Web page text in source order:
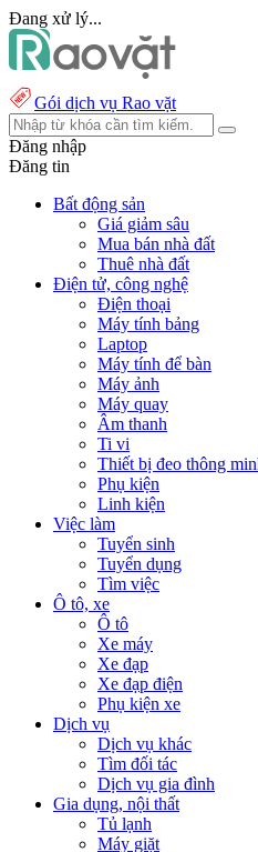
Đang xử lý...
Gói dịch vụ Rao vặt
Đăng nhập
Đăng tin
Bất động sản
Giá giảm sâu
Mua bán nhà đất
Thuê nhà đất
Điện tử, công nghệ
Điện thoại
Máy tính bảng
Laptop
Máy tính để bàn
Máy ảnh
Máy quay
Âm thanh
Ti vi
Thiết bị đeo thông
Phụ kiện
Linh kiện
Việc làm
Tuyển sinh
Tuyển dụng
Tìm việc
Ô tô, xe
Ô tô
Xe máy
Xe đạp
Xe đạp điện
Phụ kiện xe
Dịch vụ
Dịch vụ khác
Tìm đối tác
Dịch vụ gia đình
Gia dụng, nội thất
Tủ lạnh
Máy giặt